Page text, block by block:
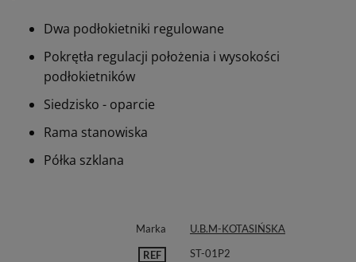
Dwa podłokietniki regulowane
Pokrętła regulacji położenia i wysokości
podłokietników
Siedzisko - oparcie
Rama stanowiska
Półka szklana
Marka U.B.M-KOTASIŃSKA
REF ST-01P2